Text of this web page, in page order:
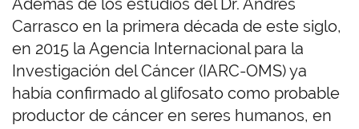
Además de los estudios del Dr. Andrés
Carrasco en la primera década de este siglo,
en 2015 la Agencia Internacional para la
Investigación del Cáncer (IARC-OMS) ya
había confirmado al glifosato como probable
productor de cáncer en seres humanos, en